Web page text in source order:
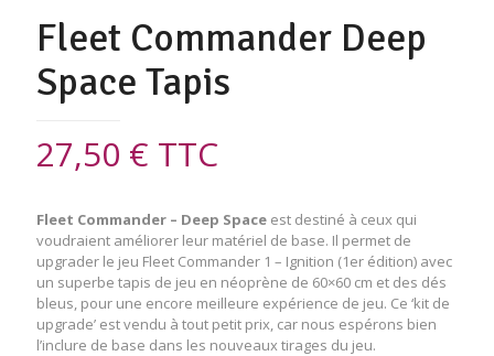
Fleet Commander Deep
Space Tapis
27,50 € TTC
Fleet Commander – Deep Space est destiné à ceux qui
voudraient améliorer leur matériel de base. Il permet de
upgrader le jeu Fleet Commander 1 – Ignition (1er édition) avec
un superbe tapis de jeu en néoprène de 60×60 cm et des dés
bleus, pour une encore meilleure expérience de jeu. Ce ‘kit de
upgrade’ est vendu à tout petit prix, car nous espérons bien
l’inclure de base dans les nouveaux tirages du jeu.